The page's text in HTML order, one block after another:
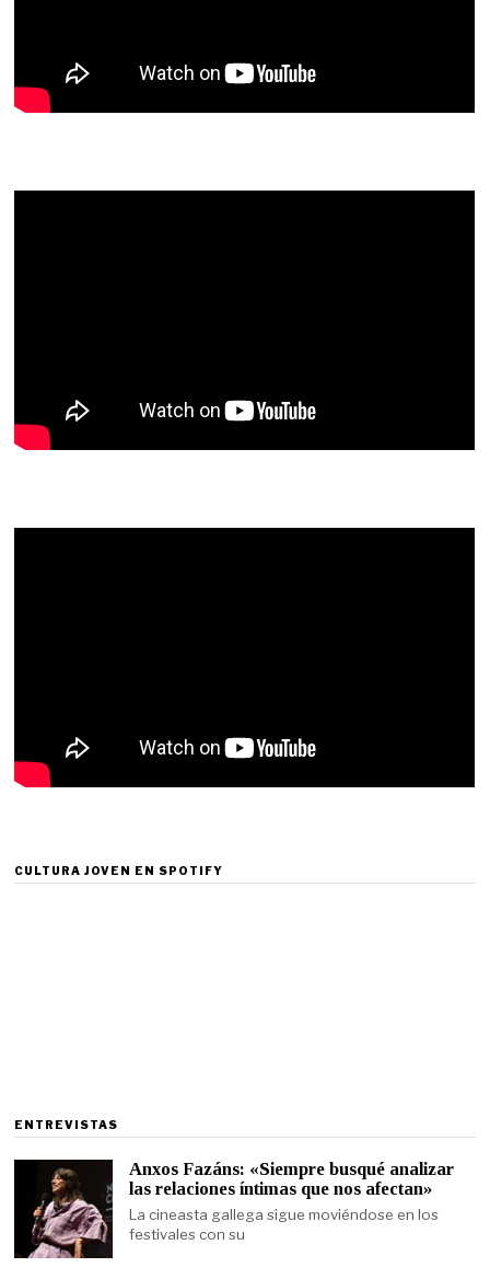
CULTURA JOVEN EN SPOTIFY
ENTREVISTAS
Anxos Fazáns: «Siempre busqué analizar
las relaciones íntimas que nos afectan»
La cineasta gallega sigue moviéndose en los
festivales con su